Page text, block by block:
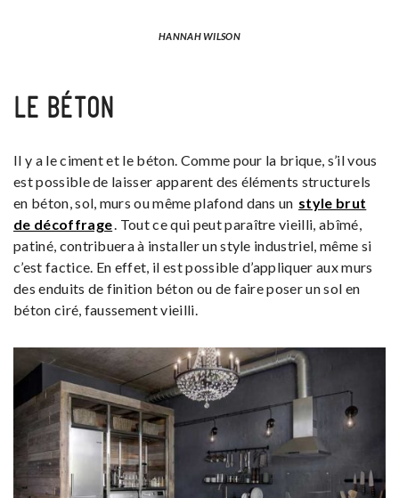
HANNAH WILSON
LE BÉTON
Il y a le ciment et le béton. Comme pour la brique, s’il vous
est possible de laisser apparent des éléments structurels
en béton, sol, murs ou même plafond dans un style brut
de décoffrage . Tout ce qui peut paraître vieilli, abîmé,
patiné, contribuera à installer un style industriel, même si
c’est factice. En effet, il est possible d’appliquer aux murs
des enduits de finition béton ou de faire poser un sol en
béton ciré, faussement vieilli.